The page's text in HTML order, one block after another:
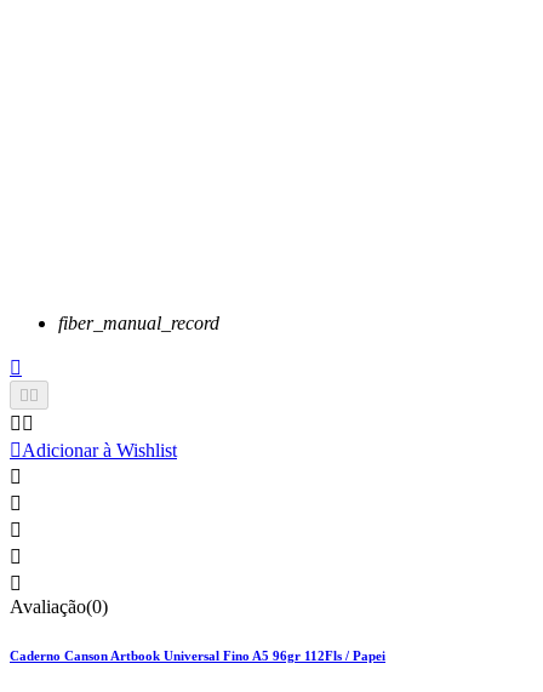
fiber_manual_record

 
 
Adicionar à Wishlist





Avaliação(0)
Caderno Canson Artbook Universal Fino A5 96gr 112Fls / Papei